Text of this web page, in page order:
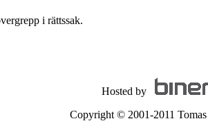
i rättssak.
Hosted by
Copyright © 2001-2011